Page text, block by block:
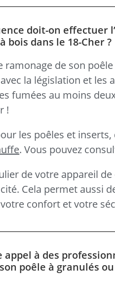
doit-on effectuer
bois dans le 18-Cher ?
ramonage de son
la législation et les
fumées au moins
!
les poêles et
. Vous pouvez
de votre appareil
Cela permet aussi
confort et votre
appel à des
poêle à granulés